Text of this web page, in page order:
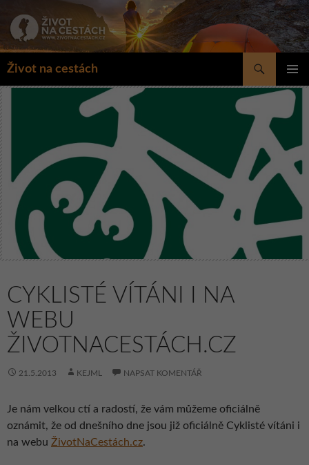
obsahu
Život na cestách
Hledat
MENU
CYKLISTÉ VÍTÁNI I NA
WEBU
ŽIVOTNACESTÁCH.CZ
21.5.2013 KEJML NAPSAT KOMENTÁŘ
Je nám velkou ctí a radostí, že vám můžeme oficiálně
oznámit, že od dnešního dne jsou již oficiálně Cyklisté vítáni i
na webu ŽivotNaCestách.cz.